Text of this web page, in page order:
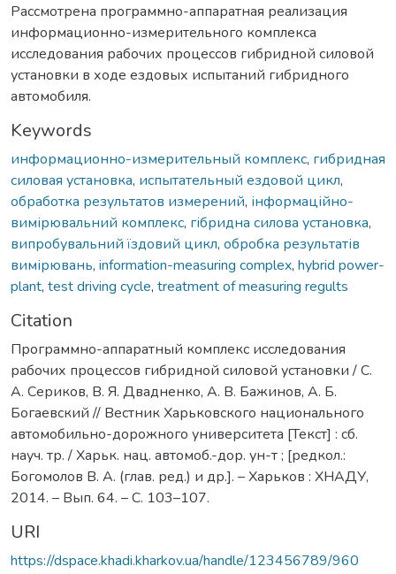
Рассмотрена программно-аппаратная реализация
информационно-измерительного комплекса
исследования рабочих процессов гибридной силовой
установки в ходе ездовых испытаний гибридного
автомобиля.
Keywords
информационно-измерительный комплекс, гибридная
силовая установка, испытательный ездовой цикл,
обработка результатов измерений, інформаційно-
вимірювальний комплекс, гібридна силова установка,
випробувальний їздовий цикл, обробка результатів
вимірювань, information-measuring complex, hybrid power-
plant, test driving cycle, treatment of measuring regults
Citation
Программно-аппаратный комплекс исследования
рабочих процессов гибридной силовой установки / С.
А. Сериков, В. Я. Двадненко, А. В. Бажинов, А. Б.
Богаевский // Вестник Харьковского национального
автомобильно-дорожного университета [Текст] : сб.
науч. тр. / Харьк. нац. автомоб.-дор. ун-т ; [редкол.:
Богомолов В. А. (глав. ред.) и др.]. – Харьков : ХНАДУ,
2014. – Вып. 64. – C. 103–107.
URI
https://dspace.khadi.kharkov.ua/handle/123456789/960